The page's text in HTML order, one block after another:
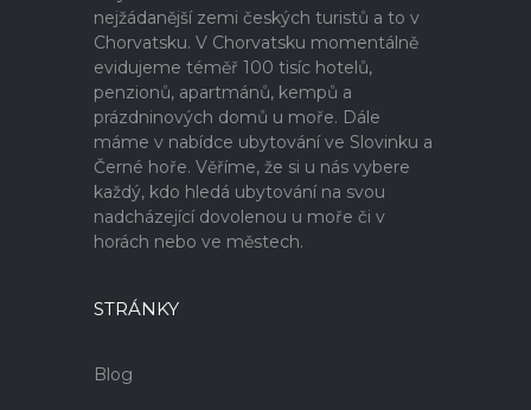
nejžádanější zemi českých turistů a to v
Chorvatsku. V Chorvatsku momentálně
evidujeme téměř 100 tisíc hotelů,
penzionů, apartmánů, kempů a
prázdninových domů u moře. Dále
máme v nabídce ubytování ve Slovinku a
Černé hoře. Věříme, že si u nás vybere
každý, kdo hledá ubytování na svou
nadcházející dovolenou u moře či v
horách nebo ve městech.
STRÁNKY
Blog